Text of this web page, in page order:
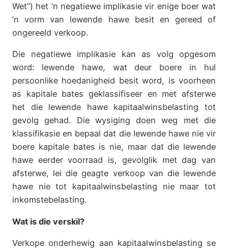
Wet”) het ’n negatiewe implikasie vir enige boer wat
’n vorm van lewende hawe besit en gereed of
ongereeld verkoop.
Die negatiewe implikasie kan as volg opgesom
word: lewende hawe, wat deur boere in hul
persoonlike hoedanigheid besit word, is voorheen
as kapitale bates geklassifiseer en met afsterwe
het die lewende hawe kapitaalwinsbelasting tot
gevolg gehad. Die wysiging doen weg met die
klassifikasie en bepaal dat die lewende hawe nie vir
boere kapitale bates is nie, maar dat die lewende
hawe eerder voorraad is, gevolglik met dag van
afsterwe, lei die geagte verkoop van die lewende
hawe nie tot kapitaalwinsbelasting nie maar tot
inkomstebelasting.
Wat is die verskil?
Verkope onderhewig aan kapitaalwinsbelasting se